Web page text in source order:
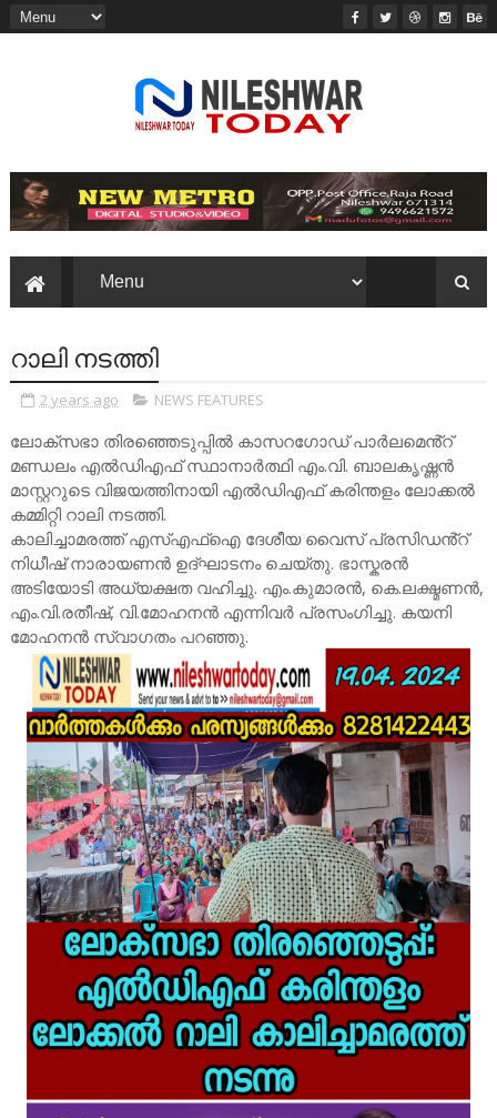
റാലി നടത്തി
2 years ago NEWS FEATURES
ലോക്‌സഭാ തിരഞ്ഞെടുപ്പിൽ കാസറഗോഡ് പാർലമെൻ്റ്
മണ്ഡലം എൽഡിഎഫ് സ്ഥാനാർത്ഥി എം.വി. ബാലകൃഷ്ണൻ
മാസ്റ്ററുടെ വിജയത്തിനായി എൽഡിഎഫ് കരിന്തളം ലോക്കൽ
കമ്മിറ്റി റാലി നടത്തി.
കാലിച്ചാമരത്ത് എസ്എഫ്ഐ ദേശീയ വൈസ് പ്രസിഡൻ്റ്
നിധീഷ് നാരായണൻ ഉദ്ഘാടനം ചെയ്തു. ഭാസ്കരൻ
അടിയോടി അധ്യക്ഷത വഹിച്ചു. എം.കുമാരൻ, കെ.ലക്ഷ്മണൻ,
എം.വി.രതീഷ്, വി.മോഹനൻ എന്നിവർ പ്രസംഗിച്ചു. കയനി
മോഹനൻ സ്വാഗതം പറഞ്ഞു.